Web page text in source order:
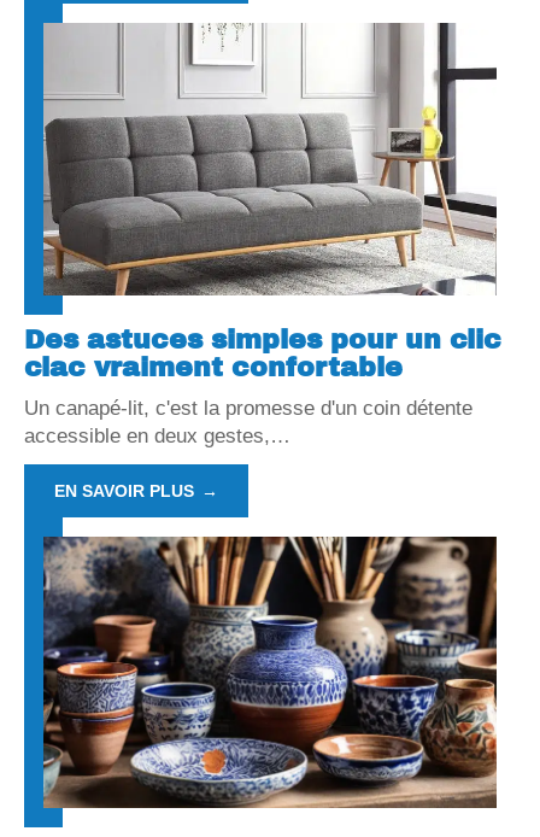
Des astuces simples pour un clic
clac vraiment confortable
Un canapé-lit, c'est la promesse d'un coin détente
accessible en deux gestes,…
EN SAVOIR PLUS